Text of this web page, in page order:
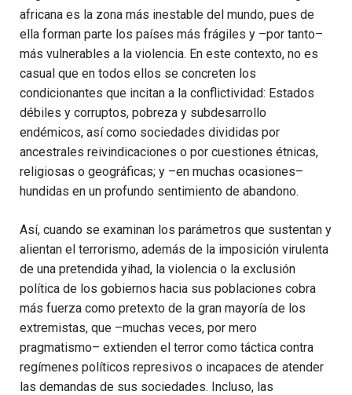
africana es la zona más inestable del mundo, pues de
ella forman parte los países más frágiles y –por tanto–
más vulnerables a la violencia. En este contexto, no es
casual que en todos ellos se concreten los
condicionantes que incitan a la conflictividad: Estados
débiles y corruptos, pobreza y subdesarrollo
endémicos, así como sociedades divididas por
ancestrales reivindicaciones o por cuestiones étnicas,
religiosas o geográficas; y –en muchas ocasiones–
hundidas en un profundo sentimiento de abandono.
Así, cuando se examinan los parámetros que sustentan y
alientan el terrorismo, además de la imposición virulenta
de una pretendida yihad, la violencia o la exclusión
política de los gobiernos hacia sus poblaciones cobra
más fuerza como pretexto de la gran mayoría de los
extremistas, que –muchas veces, por mero
pragmatismo– extienden el terror como táctica contra
regímenes políticos represivos o incapaces de atender
las demandas de sus sociedades. Incluso, las